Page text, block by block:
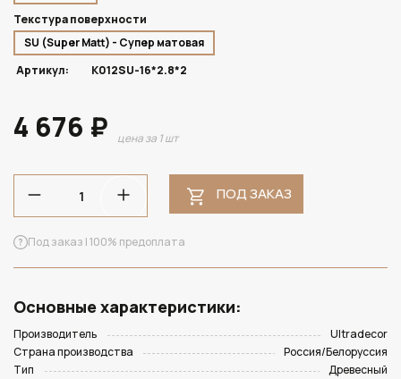
Текстура поверхности
SU (Super Matt) - Супер матовая
Артикул:
K012SU-16*2.8*2
4 676 ₽ цена за 1 шт
ПОД ЗАКАЗ
Под заказ | 100% предоплата
Основные характеристики:
Производитель
Ultradecor
Страна производства
Россия/Белоруссия
Тип
Древесный